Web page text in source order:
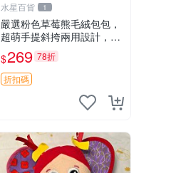
水星百貨 1
嚴選粉色草莓熊毛絨包包，
超萌手提斜挎兩用設計，成
色上佳容量大 粉紅草莓 毛
絨包 超大容量
$269 78折
折扣碼